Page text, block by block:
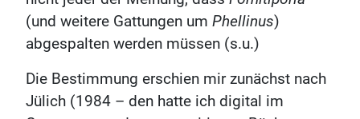
(und weitere Gattungen um Phellinus)
abgespalten werden müssen (s.u.)
Die Bestimmung erschien mir zunächst nach
Jülich (1984 – den hatte ich digital im